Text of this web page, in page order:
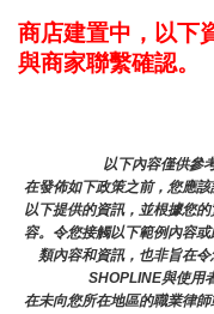
商店建置中，以下
與商家聯繫確認。
以下內容僅供參
在發佈如下政策之前，您應
以下提供的資訊，並根據您
容。令您接觸以下範例內容
類內容和資訊，也非旨在
SHOPLINE與使用
在未向您所在地區的職業律